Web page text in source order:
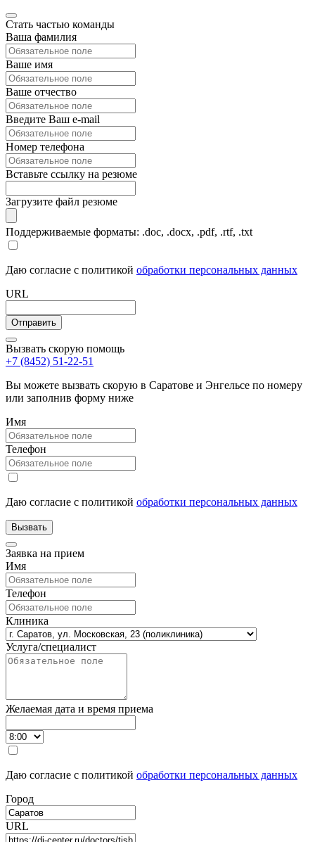
Стать частью команды
Ваша фамилия
Ваше имя
Ваше отчество
Введите Ваш e-mail
Номер телефона
Вставьте ссылку на резюме
Загрузите файл резюме
Поддерживаемые форматы: .doc, .docx, .pdf, .rtf, .txt
Даю согласие с политикой обработки персональных данных
URL
Вызвать скорую помощь
+7 (8452) 51-22-51
Вы можете вызвать скорую в Саратове и Энгельсе по номеру
или заполнив форму ниже
Имя
Телефон
Даю согласие с политикой обработки персональных данных
Заявка на прием
Имя
Телефон
Клиника
Услуга/специалист
Желаемая дата и время приема
Даю согласие с политикой обработки персональных данных
Город
URL